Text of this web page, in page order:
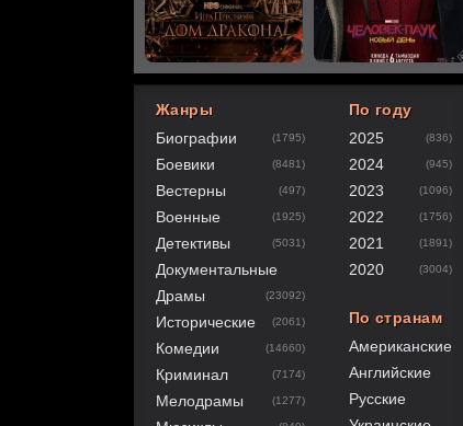
80
1 2 3 4
Жанры
Биографии
(1795)
Боевики (8481)
Вестерны (497)
Военные (1925)
Детективы (5031)
Документальные
Драмы
(23092)
Исторические (2061)
Комедии (14660)
Криминал (7174)
Мелодрамы (1277)
По году
2025
(836)
2024 (945)
2023 (1096)
2022 (1756)
2021 (1891)
2020 (3004)
По странам
Американские
Английские
Русские